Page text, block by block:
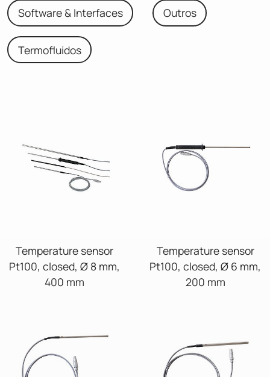
Software & Interfaces Outros
Termofluidos
Temperature sensor
Pt100, closed, Ø 8 mm,
400 mm
Temperature sensor
Pt100, closed, Ø 6 mm,
200 mm